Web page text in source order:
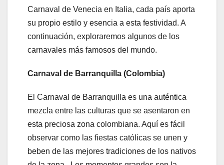
Carnaval de Venecia en Italia, cada país aporta
su propio estilo y esencia a esta festividad. A
continuación, exploraremos algunos de los
carnavales más famosos del mundo.
Carnaval de Barranquilla (Colombia)
El Carnaval de Barranquilla es una auténtica
mezcla entre las culturas que se asentaron en
esta preciosa zona colombiana. Aquí es fácil
observar como las fiestas católicas se unen y
beben de las mejores tradiciones de los nativos